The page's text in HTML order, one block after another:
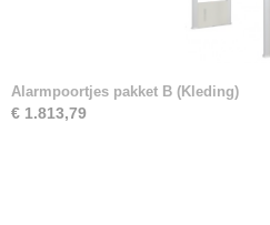
Alarmpoortjes pakket B (Kleding)
€ 1.813,79